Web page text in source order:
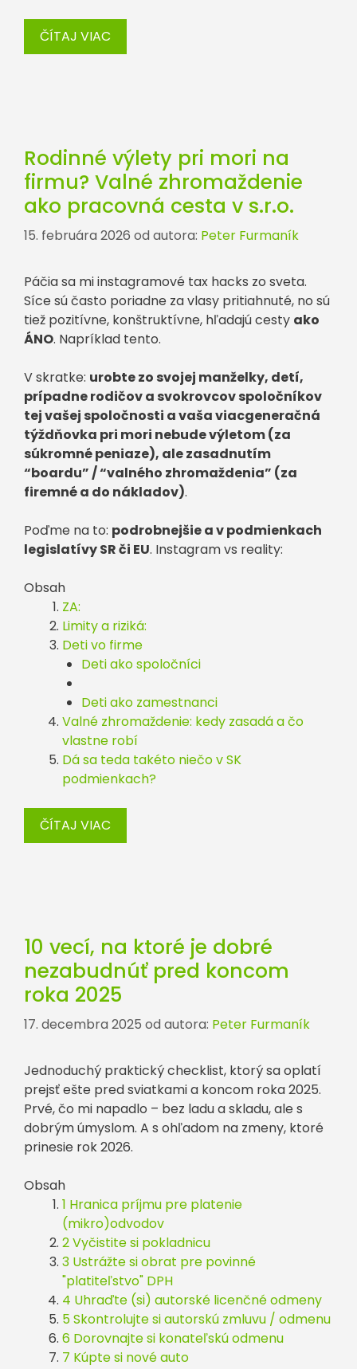
ČÍTAJ VIAC
Rodinné výlety pri mori na
firmu? Valné zhromaždenie
ako pracovná cesta v s.r.o.
15. februára 2026 od autora: Peter Furmaník
Páčia sa mi instagramové tax hacks zo sveta.
Síce sú často poriadne za vlasy pritiahnuté, no sú
tiež pozitívne, konštruktívne, hľadajú cesty ako
ÁNO. Napríklad tento.
V skratke: urobte zo svojej manželky, detí,
prípadne rodičov a svokrovcov spoločníkov
tej vašej spoločnosti a vaša viacgeneračná
týždňovka pri mori nebude výletom (za
súkromné peniaze), ale zasadnutím
“boardu” / “valného zhromaždenia” (za
firemné a do nákladov).
Poďme na to: podrobnejšie a v podmienkach
legislatívy SR či EU. Instagram vs reality:
Obsah
ZA:
Limity a riziká:
Deti vo firme
Deti ako spoločníci
Deti ako zamestnanci
Valné zhromaždenie: kedy zasadá a čo
vlastne robí
Dá sa teda takéto niečo v SK
podmienkach?
ČÍTAJ VIAC
10 vecí, na ktoré je dobré
nezabudnúť pred koncom
roka 2025
17. decembra 2025 od autora: Peter Furmaník
Jednoduchý praktický checklist, ktorý sa oplatí
prejsť ešte pred sviatkami a koncom roka 2025.
Prvé, čo mi napadlo – bez ladu a skladu, ale s
dobrým úmyslom. A s ohľadom na zmeny, ktoré
prinesie rok 2026.
Obsah
1 Hranica príjmu pre platenie
(mikro)odvodov
2 Vyčistite si pokladnicu
3 Ustrážte si obrat pre povinné
"platiteľstvo" DPH
4 Uhraďte (si) autorské licenčné odmeny
5 Skontrolujte si autorskú zmluvu / odmenu
6 Dorovnajte si konateľskú odmenu
7 Kúpte si nové auto